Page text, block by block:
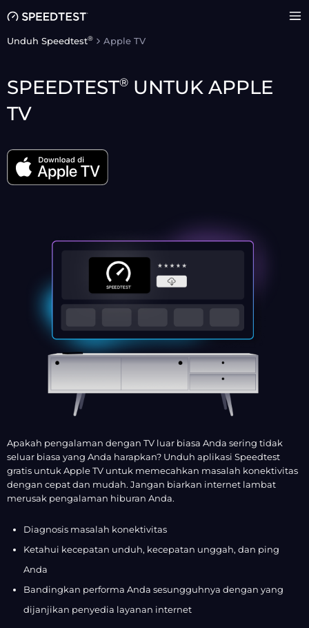
Unduh Speedtest® Apple TV
SPEEDTEST® UNTUK APPLE
TV
Apakah pengalaman dengan TV luar biasa Anda sering tidak
seluar biasa yang Anda harapkan? Unduh aplikasi Speedtest
gratis untuk Apple TV untuk memecahkan masalah konektivitas
dengan cepat dan mudah. Jangan biarkan internet lambat
merusak pengalaman hiburan Anda.
Diagnosis masalah konektivitas
Ketahui kecepatan unduh, kecepatan unggah, dan ping
Anda
Bandingkan performa Anda sesungguhnya dengan yang
dijanjikan penyedia layanan internet